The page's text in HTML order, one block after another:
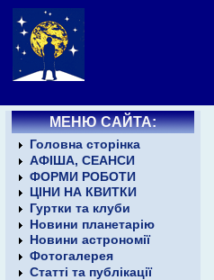
МЕНЮ САЙТА:
Головна сторінка
АФІША, СЕАНСИ
ФОРМИ РОБОТИ
ЦІНИ НА КВИТКИ
Гуртки та клуби
Новини планетарію
Новини астрономії
Фотогалерея
Статті та публікації